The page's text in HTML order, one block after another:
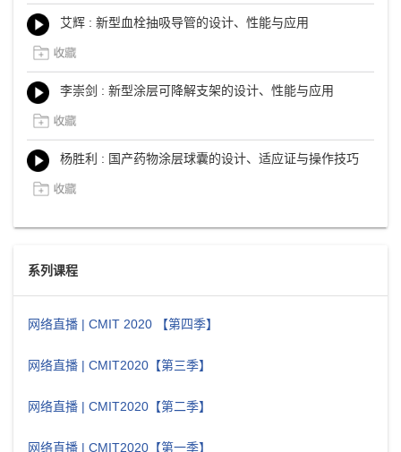
艾辉 : 新型血栓抽吸导管的设计、性能与应用
李崇剑 : 新型涂层可降解支架的设计、性能与应用
杨胜利 : 国产药物涂层球囊的设计、适应证与操作技巧
系列课程
网络直播 | CMIT 2020 【第四季】
网络直播 | CMIT2020【第三季】
网络直播 | CMIT2020【第二季】
网络直播 | CMIT2020【第一季】